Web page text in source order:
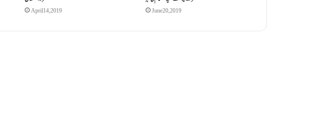
April 14, 2019 June 20, 2019